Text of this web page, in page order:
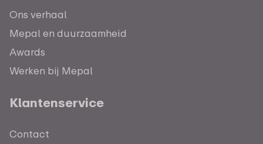
Ons verhaal
Mepal en duurzaamheid
Awards
Werken bij Mepal
Klantenservice
Contact